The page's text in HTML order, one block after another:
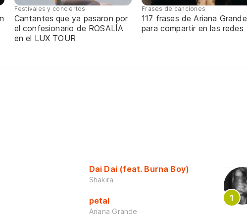
Festivales y conciertos
Cantantes que ya pasaron por
el confesionario de ROSALÍA
en el LUX TOUR
Frases de canciones
117 frases de Ariana Grande
para compartir en las redes
Dai Dai (feat. Burna Boy)
Shakira
petal
Ariana Grande